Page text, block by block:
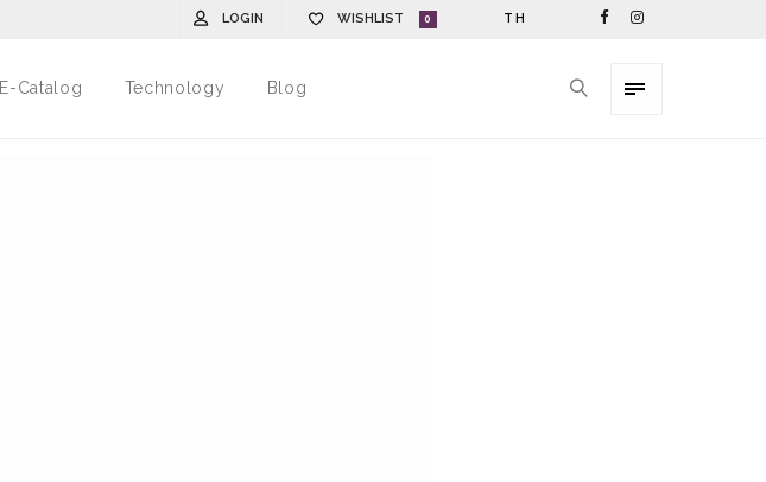
TH
0
WISHLIST
LOGIN
E-Catalog Technology Blog